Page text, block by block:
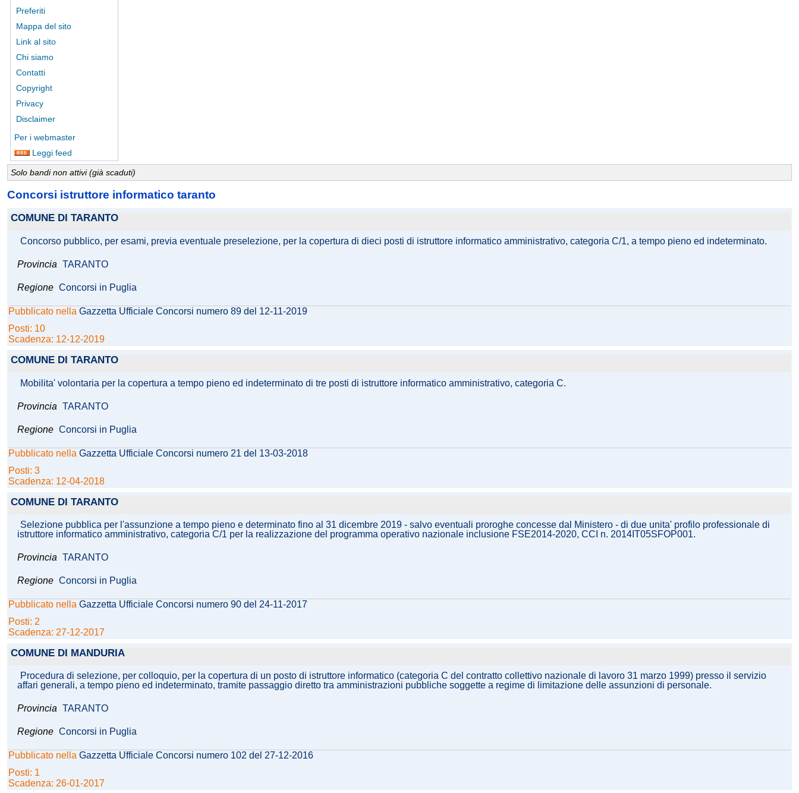
Preferiti
Mappa del sito
Link al sito
Chi siamo
Contatti
Copyright
Privacy
Disclaimer
Per i webmaster
Leggi feed
Solo bandi non attivi (già scaduti)
Concorsi istruttore informatico taranto
COMUNE DI TARANTO
Concorso pubblico, per esami, previa eventuale preselezione, per la copertura di dieci posti di istruttore informatico amministrativo, categoria C/1, a tempo pieno ed indeterminato.
Provincia TARANTO
Regione Concorsi in Puglia
Pubblicato nella Gazzetta Ufficiale Concorsi numero 89 del 12-11-2019
Posti: 10
Scadenza: 12-12-2019
COMUNE DI TARANTO
Mobilita' volontaria per la copertura a tempo pieno ed indeterminato di tre posti di istruttore informatico amministrativo, categoria C.
Provincia TARANTO
Regione Concorsi in Puglia
Pubblicato nella Gazzetta Ufficiale Concorsi numero 21 del 13-03-2018
Posti: 3
Scadenza: 12-04-2018
COMUNE DI TARANTO
Selezione pubblica per l'assunzione a tempo pieno e determinato fino al 31 dicembre 2019 - salvo eventuali proroghe concesse dal Ministero - di due unita' profilo professionale di
istruttore informatico amministrativo, categoria C/1 per la realizzazione del programma operativo nazionale inclusione FSE2014-2020, CCI n. 2014IT05SFOP001.
Provincia TARANTO
Regione Concorsi in Puglia
Pubblicato nella Gazzetta Ufficiale Concorsi numero 90 del 24-11-2017
Posti: 2
Scadenza: 27-12-2017
COMUNE DI MANDURIA
Procedura di selezione, per colloquio, per la copertura di un posto di istruttore informatico (categoria C del contratto collettivo nazionale di lavoro 31 marzo 1999) presso il servizio
affari generali, a tempo pieno ed indeterminato, tramite passaggio diretto tra amministrazioni pubbliche soggette a regime di limitazione delle assunzioni di personale.
Provincia TARANTO
Regione Concorsi in Puglia
Pubblicato nella Gazzetta Ufficiale Concorsi numero 102 del 27-12-2016
Posti: 1
Scadenza: 26-01-2017